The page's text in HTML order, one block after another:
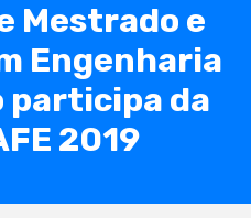
Mestrado e
Engenharia
participa da
2019